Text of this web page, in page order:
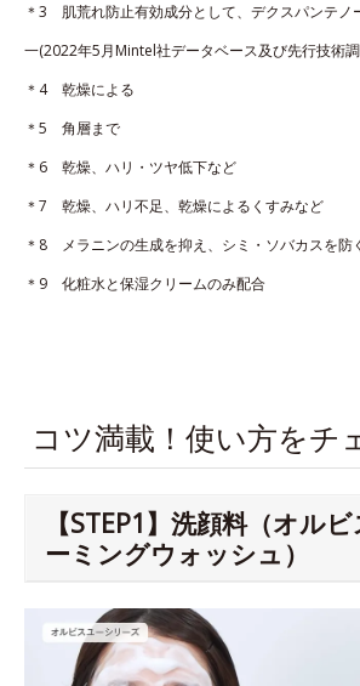
＊3 肌荒れ防止有効成分として、デクスパンテノ
一(2022年5月Mintel社データベース及び先行技術調
＊4 乾燥による
＊5 角層まで
＊6 乾燥、ハリ・ツヤ低下など
＊7 乾燥、ハリ不足、乾燥によるくすみなど
＊8 メラニンの生成を抑え、シミ・ソバカスを防
＊9 化粧水と保湿クリームのみ配合
コツ満載！使い方をチ
【STEP1】洗顔料（オル
ーミングウォッシュ）